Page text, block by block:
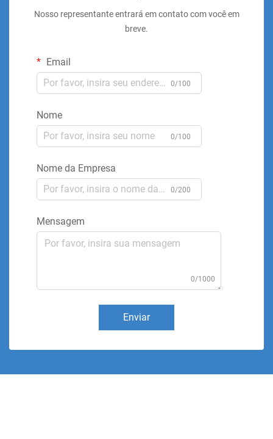
Nosso representante entrará em contato com você em
breve.
Email
0/100
Nome
0/100
Nome da Empresa
0/200
Mensagem
0/1000
Enviar